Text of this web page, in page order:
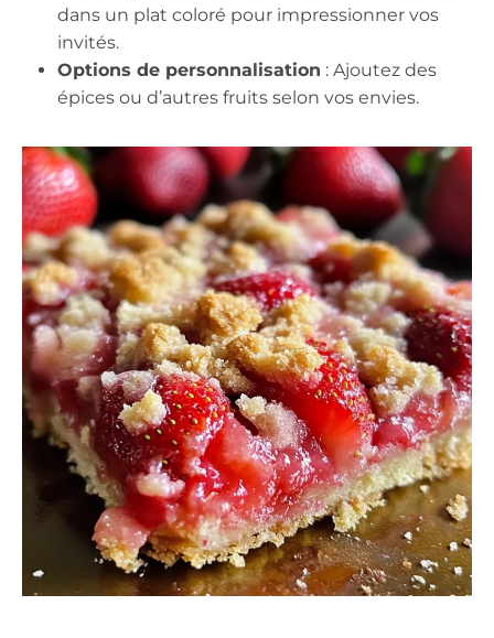
dans un plat coloré pour impressionner vos
invités.
Options de personnalisation : Ajoutez des
épices ou d’autres fruits selon vos envies.